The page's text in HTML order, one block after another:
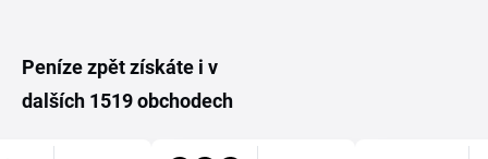
Peníze zpět získáte i v
dalších 1519 obchodech